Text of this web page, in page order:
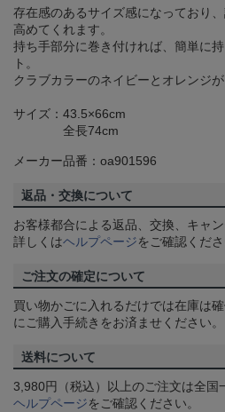
存在感のあるサイズ感になっており
高めてくれます。
持ち手部分に巻き付ければ、簡単に
ト。
クラブカラーのネイビーとオレンジ
サイズ：43.5×66cm
全長74cm
メーカー品番：oa901596
返品・交換について
お客様都合による返品、交換、キャ
詳しくはヘルプページをご確認くださ
ご注文の確定について
買い物かごに入れるだけでは在庫は
にご購入手続きをお済ませください。
送料について
3,980円（税込）以上のご注文は全国
ヘルプページをご確認ください。